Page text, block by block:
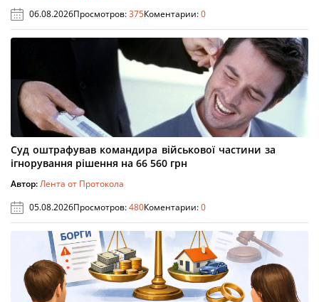
06.08.2026Просмотров:375Коментарии:0
Суд оштрафував командира військової частини за
ігнорування рішення на 66 560 грн
Автор:Лента от Протокола
05.08.2026Просмотров:480Коментарии:0